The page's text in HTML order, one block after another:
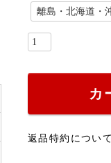
カ
返品特約について